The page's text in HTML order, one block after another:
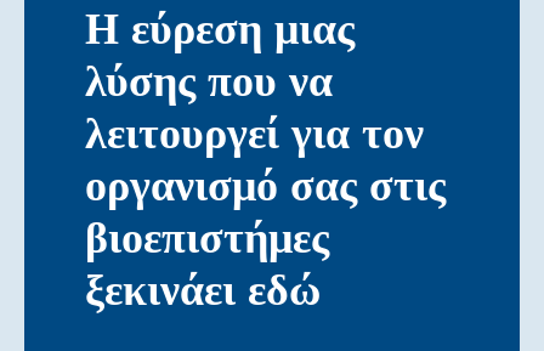
Η εύρεση μιας
λύσης που να
λειτουργεί για τον
οργανισμό σας στις
βιοεπιστήμες
ξεκινάει εδώ